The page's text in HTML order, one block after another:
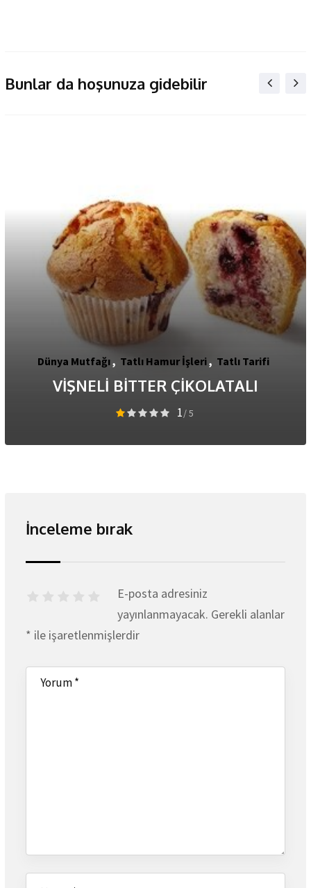
Bunlar da hoşunuza gidebilir
Başlangıçlar, Şeflere Özel,Tatlı Hamur İşleri
KREMALI ve PARMESANLI
4/ 5
İnceleme bırak
E-posta adresiniz
yayınlanmayacak. Gerekli alanlar
* ile işaretlenmişlerdir